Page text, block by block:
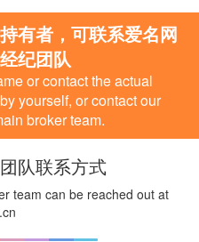
有者，可联系爱名网
纪团队
or contact the actual
yourself, or contact our
broker team.
队联系方式
team can be reached out at